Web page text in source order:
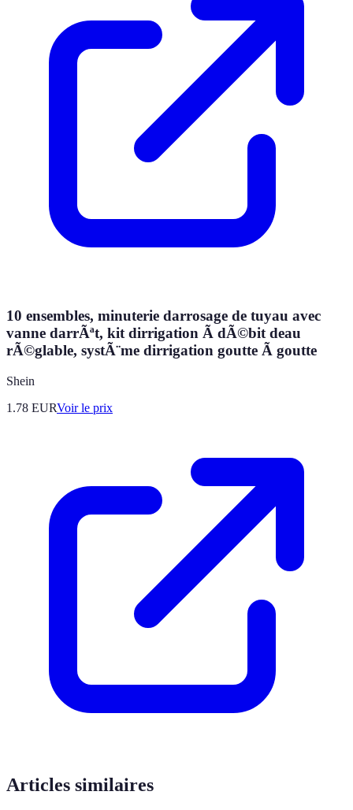
10 ensembles, minuterie darrosage de tuyau avec
vanne darrÃªt, kit dirrigation Ã dÃ©bit deau
rÃ©glable, systÃ¨me dirrigation goutte Ã goutte
Shein
1.78 EURVoir le prix
Articles similaires